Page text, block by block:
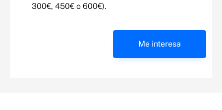
300€, 450€ o 600€).
Me interesa